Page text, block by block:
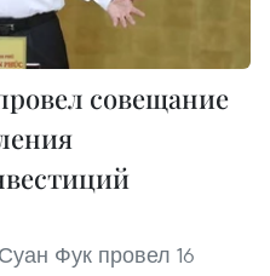
совещание
Фук провел 16